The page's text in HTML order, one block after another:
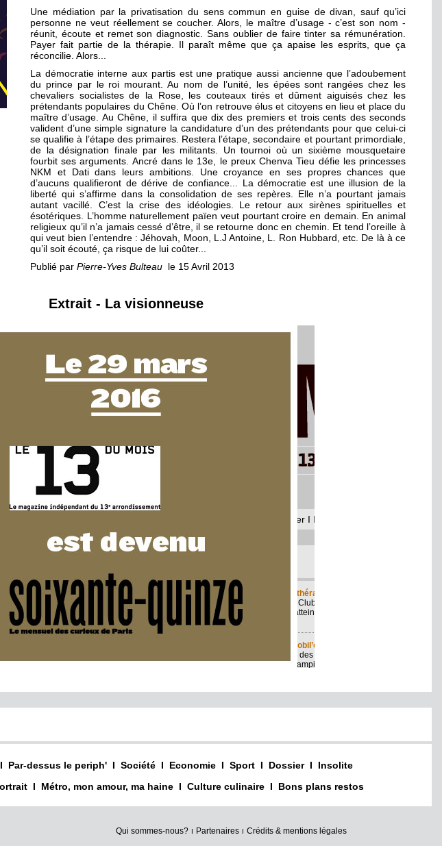
Une médiation par la privatisation du sens commun en guise de divan, sauf qu’ici
personne ne veut réellement se coucher. Alors, le maître d’usage - c’est son nom -
réunit, écoute et remet son diagnostic. Sans oublier de faire tinter sa rémunération.
Payer fait partie de la thérapie. Il paraît même que ça apaise les esprits, que ça
réconcilie. Alors...
La démocratie interne aux partis est une pratique aussi ancienne que l’adoubement
du prince par le roi mourant. Au nom de l’unité, les épées sont rangées chez les
chevaliers socialistes de la Rose, les couteaux tirés et dûment aiguisés chez les
prétendants populaires du Chêne. Où l’on retrouve élus et citoyens en lieu et place du
maître d’usage. Au Chêne, il suffira que dix des premiers et trois cents des seconds
valident d’une simple signature la candidature d’un des prétendants pour que celui-ci
se qualifie à l’étape des primaires. Restera l’étape, secondaire et pourtant primordiale,
de la désignation finale par les militants. Un tournoi où un sixième mousquetaire
fourbit ses arguments. Ancré dans le 13e, le preux Chenva Tieu défie les princesses
NKM et Dati dans leurs ambitions. Une croyance en ses propres chances que
d’aucuns qualifieront de dérive de confiance... La démocratie est une illusion de la
liberté qui s’affirme dans la consolidation de ses repères. Elle n’a pourtant jamais
autant vacillé. C’est la crise des idéologies. Le retour aux sirènes spirituelles et
ésotériques. L’homme naturellement païen veut pourtant croire en demain. En animal
religieux qu’il n’a jamais cessé d’être, il se retourne donc en chemin. Et tend l’oreille à
qui veut bien l’entendre : Jéhovah, Moon, L.J Antoine, L. Ron Hubbard, etc. De là à ce
qu’il soit écouté, ça risque de lui coûter...
Publié par Pierre-Yves Bulteau le 15 Avril 2013
Extrait - La visionneuse
I Par-dessus le periph' I Société I Economie I Sport I Dossier I
Insolite
I Métro, mon amour, ma haine I Culture culinaire I Bons plans restos
Qui sommes-nous? I Partenaires I Crédits & mentions légales